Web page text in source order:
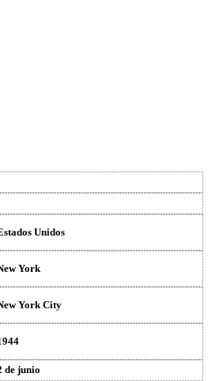
Unidos
York
York City
de junio